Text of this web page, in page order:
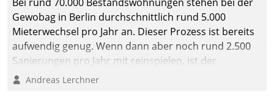
Gewobag in Berlin durchschnittlich rund 5.000
Mieterwechsel pro Jahr an. Dieser Prozess ist bereits
aufwendig genug. Wenn dann aber noch rund 2.500
Sanierungen pro Jahr mit reinspielen, ist der
Betreuungs- und Organisationsaufwand immens. Im
Andreas Lerchner